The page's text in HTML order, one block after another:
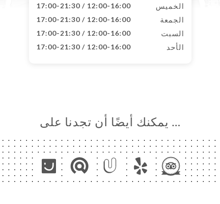
الخميس 12:00-16:00 / 17:00-21:30
الجمعة 12:00-16:00 / 17:00-21:30
السبت 12:00-16:00 / 17:00-21:30
الأحد 12:00-16:00 / 17:00-21:30
… يمكنك أيضًا أن تجدنا على